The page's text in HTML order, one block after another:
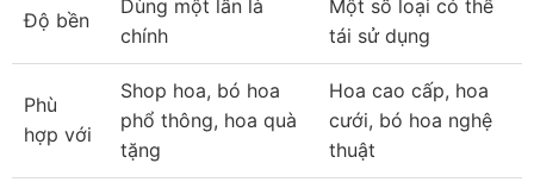
Độ bền
Dùng một lần là
chính
Một số loại có thể
tái sử dụng
Phù
hợp với
Shop hoa, bó hoa
phổ thông, hoa quà
tặng
Hoa cao cấp, hoa
cưới, bó hoa nghệ
thuật